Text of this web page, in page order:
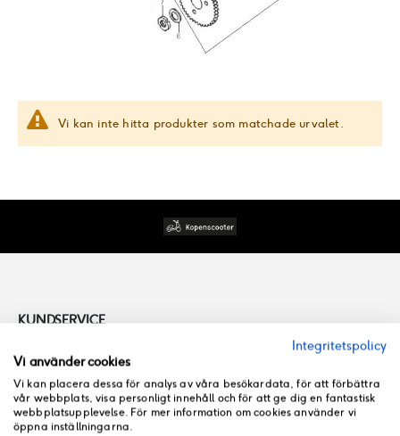
Vi kan inte hitta produkter som matchade urvalet.
KUNDSERVICE
08-728 00 04
hej@kopenscooter.nu
Butik: mån-fre: 10-18 lör: 11-16 sön: stängt
Verkstad: mån-fre 09-18 helg: stängt
Integritetspolicy
Vi använder cookies
Vi kan placera dessa för analys av våra besökardata, för att förbättra
vår webbplats, visa personligt innehåll och för att ge dig en fantastisk
webbplatsupplevelse. För mer information om cookies använder vi
öppna inställningarna.